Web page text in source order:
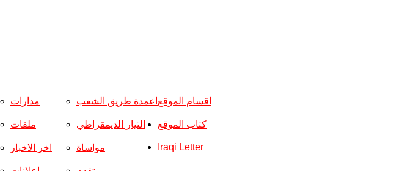
اقسام الموقع مدارات
ملفات
اخر الاخبار
اعمدة طريق الشعب
التيار الديمقراطي
مواساة
كتاب الموقع
Iraqi Letter